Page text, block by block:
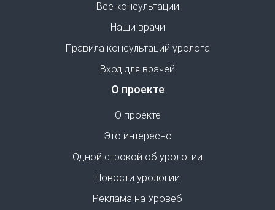
Все консультации
Наши врачи
Правила консультаций уролога
Вход для врачей
О проекте
О проекте
Это интересно
Одной строкой об урологии
Новости урологии
Реклама на Уровеб